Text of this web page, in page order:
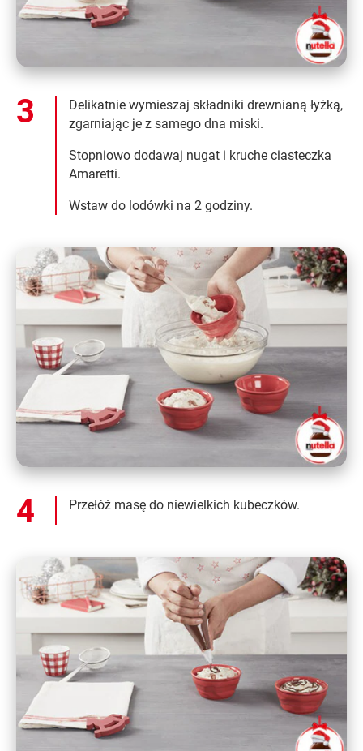
Delikatnie wymieszaj składniki drewnianą łyżką,
zgarniając je z samego dna miski.
Stopniowo dodawaj nugat i kruche ciasteczka
Amaretti.
Wstaw do lodówki na 2 godziny.
Przełóż masę do niewielkich kubeczków.